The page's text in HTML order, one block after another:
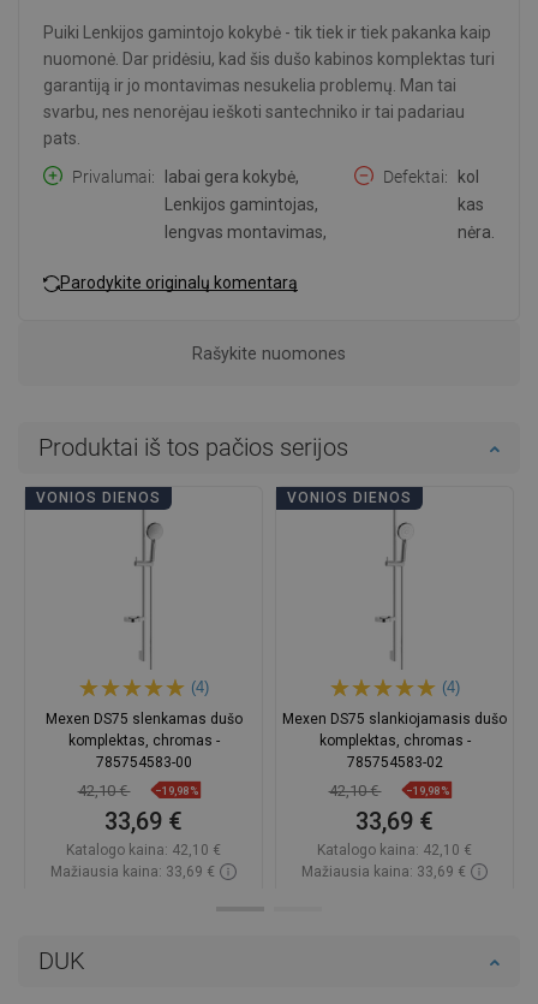
DUK
Puiki Lenkijos gamintojo kokybė - tik tiek ir tiek pakanka kaip
nuomonė. Dar pridėsiu, kad šis dušo kabinos komplektas turi
garantiją ir jo montavimas nesukelia problemų. Man tai
svarbu, nes nenorėjau ieškoti santechniko ir tai padariau
pats.
Privalumai
labai gera kokybė,
Lenkijos gamintojas,
lengvas montavimas,
Defektai
kol
kas
nėra.
Parodykite originalų komentarą
Rašykite nuomones
Produktai iš tos pačios serijos
VONIOS DIENOS
(4)
Mexen DS75 slenkamas dušo
komplektas, chromas -
785754583-00
42,10 € −19,98%
33,69 €
Katalogo kaina: 42,10 €
Mažiausia kaina: 33,69 €
VONIOS DIENOS
(4)
Mexen DS75 slankiojamasis dušo
komplektas, chromas -
785754583-02
42,10 € −19,98%
33,69 €
Katalogo kaina: 42,10 €
Mažiausia kaina: 33,69 €